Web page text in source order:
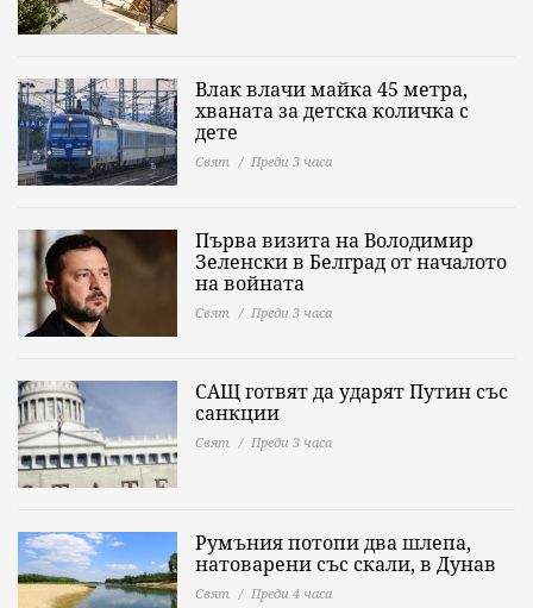
Влак влачи майка 45 метра,
хваната за детска количка с
дете
Свят Преди 3 часа
Първа визита на Володимир
Зеленски в Белград от началото
на войната
Свят Преди 3 часа
САЩ готвят да ударят Путин със
санкции
Свят Преди 3 часа
Румъния потопи два шлепа,
натоварени със скали, в Дунав
Свят Преди 4 часа